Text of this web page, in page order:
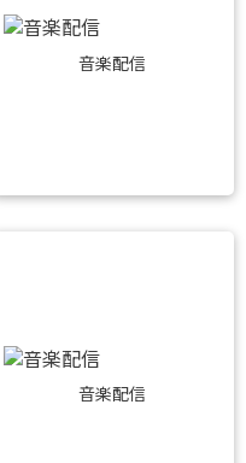
音楽配信
音楽配信